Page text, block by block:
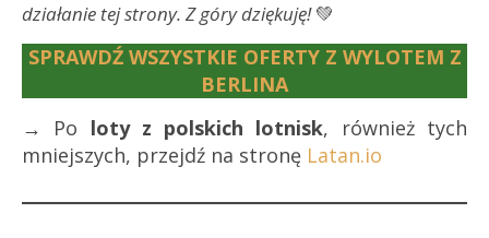
działanie tej strony. Z góry dziękuję!💚
SPRAWDŹ WSZYSTKIE OFERTY Z WYLOTEM Z
BERLINA
→ Po loty z polskich lotnisk, również tych
mniejszych, przejdź na stronę Latan.io